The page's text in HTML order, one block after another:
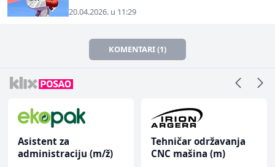
20.04.2026. u 11:29
KOMENTARI (1)
Asistent za
administraciju (m/ž)
Tehničar održavanja
CNC mašina (m)